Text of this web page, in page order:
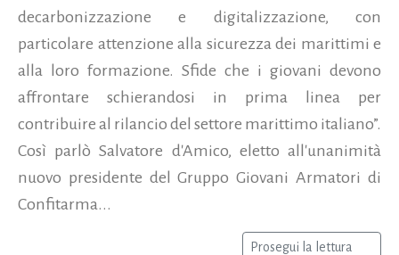
decarbonizzazione e digitalizzazione, con
particolare attenzione alla sicurezza dei marittimi e
alla loro formazione. Sfide che i giovani devono
affrontare schierandosi in prima linea per
contribuire al rilancio del settore marittimo italiano”.
Così parlò Salvatore d'Amico, eletto all'unanimità
nuovo presidente del Gruppo Giovani Armatori di
Confitarma...
Prosegui la lettura